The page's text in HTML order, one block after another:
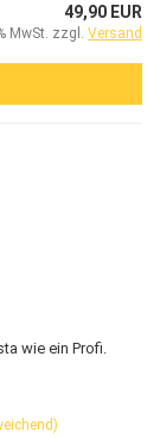
49,90 EUR
MwSt. zzgl. Versand
wie ein Profi.